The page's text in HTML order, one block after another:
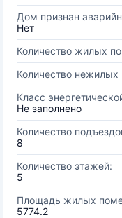
Дом признан
Нет
Количество жилых
Количество
Класс
Не заполнено
Количество
8
Количество этажей:
5
Площадь жилых
5774.2